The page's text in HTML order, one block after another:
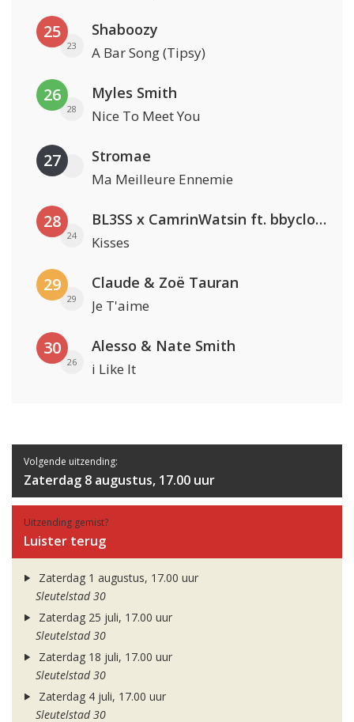
25
23
Shaboozy
A Bar Song (Tipsy)
26
28
Myles Smith
Nice To Meet You
27 Stromae
Ma Meilleure Ennemie
28
24
BL3SS x CamrinWatsin ft. bbyclose
Kisses
29
29
Claude & Zoë Tauran
Je T'aime
30
26
Alesso & Nate Smith
i Like It
Volgende uitzending:
Zaterdag 8 augustus, 17.00 uur
Uitzending gemist?
Luister terug
Zaterdag 1 augustus, 17.00 uur
Sleutelstad 30
Zaterdag 25 juli, 17.00 uur
Sleutelstad 30
Zaterdag 18 juli, 17.00 uur
Sleutelstad 30
Zaterdag 4 juli, 17.00 uur
Sleutelstad 30